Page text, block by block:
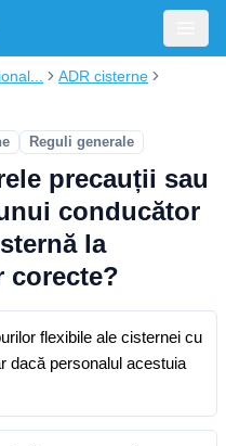
ADR cisterne
Reguli generale
precauții sau
conducător
la
corecte?
flexibile ale cisternei cu
dacă personalul acestuia